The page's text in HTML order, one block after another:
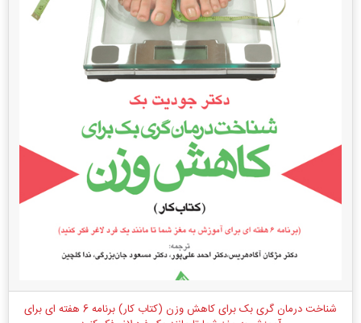
شناخت درمان گری بک برای کاهش وزن (کتاب کار) برنامه 6 هفته ای برای